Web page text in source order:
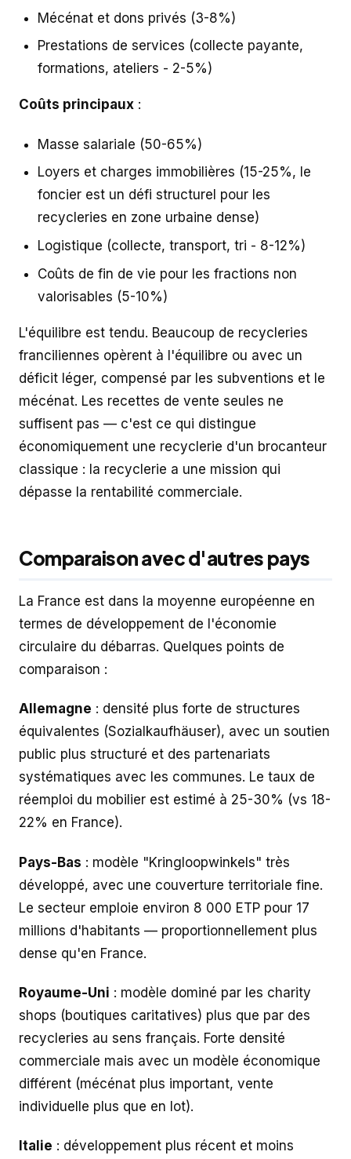
Mécénat et dons privés (3-8%)
Prestations de services (collecte payante,
formations, ateliers - 2-5%)
Coûts principaux :
Masse salariale (50-65%)
Loyers et charges immobilières (15-25%, le
foncier est un défi structurel pour les
recycleries en zone urbaine dense)
Logistique (collecte, transport, tri - 8-12%)
Coûts de fin de vie pour les fractions non
valorisables (5-10%)
L'équilibre est tendu. Beaucoup de recycleries
franciliennes opèrent à l'équilibre ou avec un
déficit léger, compensé par les subventions et le
mécénat. Les recettes de vente seules ne
suffisent pas — c'est ce qui distingue
économiquement une recyclerie d'un brocanteur
classique : la recyclerie a une mission qui
dépasse la rentabilité commerciale.
Comparaison avec d'autres pays
La France est dans la moyenne européenne en
termes de développement de l'économie
circulaire du débarras. Quelques points de
comparaison :
Allemagne : densité plus forte de structures
équivalentes (Sozialkaufhäuser), avec un soutien
public plus structuré et des partenariats
systématiques avec les communes. Le taux de
réemploi du mobilier est estimé à 25-30% (vs 18-
22% en France).
Pays-Bas : modèle "Kringloopwinkels" très
développé, avec une couverture territoriale fine.
Le secteur emploie environ 8 000 ETP pour 17
millions d'habitants — proportionnellement plus
dense qu'en France.
Royaume-Uni : modèle dominé par les charity
shops (boutiques caritatives) plus que par des
recycleries au sens français. Forte densité
commerciale mais avec un modèle économique
différent (mécénat plus important, vente
individuelle plus que en lot).
Italie : développement plus récent et moins